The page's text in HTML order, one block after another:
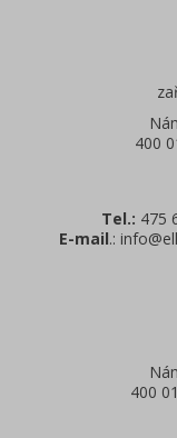
400
Tel.: 475
E-mail.:
400